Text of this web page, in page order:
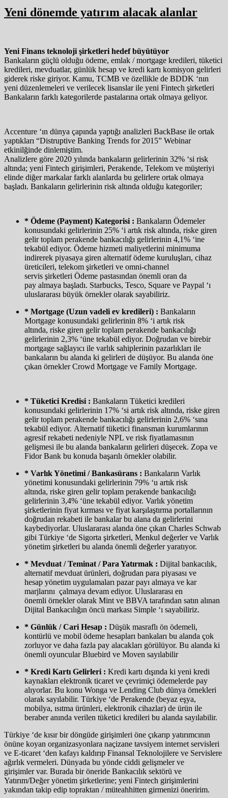
Yeni dönemde yatırım alacak alanlar
Yeni Finans teknoloji şirketleri hedef büyütüyor
Bankaların güçlü olduğu ödeme, emlak / mortgage kredileri, tüketici
kredileri, mevduatlar, günlük hesap ve kredi kartı komisyon gelirleri
giderek riske giriyor. Kamu, TCMB ve özellikle de BDDK ‘nın
yeni düzenlemeleri ve verilecek lisanslar ile yeni Fintech şirketleri
Bankaların farklı kategorilerde pastalarına ortak olmaya geliyor.
Accenture ‘ın dünya çapında yaptığı analizleri BackBase ile ortak
yaptıkları “Distruptive Banking Trends for 2015” Webinar
etkinilğinde dinlemiştim.
Analizlere göre 2020 yılında bankaların gelirlerinin 32% ‘si risk
altında; yeni Fintech girişimleri, Perakende, Telekom ve müşteriyi
elinde diğer markalar farklı alanlarda bu gelirlere ortak olmaya
başladı. Bankaların gelirlerinin risk altında olduğu kategoriler;
* Ödeme (Payment) Kategorisi : Bankaların Ödemeler
konusundaki gelirlerinin 25% ‘i artık risk altında, riske giren
gelir toplam perakende bankacılığı gelirlerinin 4,1% ‘ine
tekabül ediyor. Ödeme hizmeti maliyetlerini minimuma
indirerek piyasaya giren alternatif ödeme kuruluşları, cihaz
üreticileri, telekom şirketleri ve omni-channel
servis şirketleri Ödeme pastasından önemli oran da
pay almaya başladı. Starbucks, Tesco, Square ve Paypal ‘ı
uluslararası büyük örnekler olarak sayabiliriz.
* Mortgage (Uzun vadeli ev kredileri) : Bankaların
Mortgage konusundaki gelirlerinin 8% ‘i artık risk
altında, riske giren gelir toplam perakende bankacılığı
gelirlerinin 2,3% ‘üne tekabül ediyor. Doğrudan ve birebir
mortgage sağlayıcı ile varlık sahiplerinin pazarlıkları ile
bankaların bu alanda ki gelirleri de düşüyor. Bu alanda öne
çıkan örnekler Crowd Mortgage ve Family Mortgage.
* Tüketici Kredisi : Bankaların Tüketici kredileri
konusundaki gelirlerinin 17% ‘si artık risk altında, riske giren
gelir toplam perakende bankacılığı gelirlerinin 2,6% ‘sına
tekabül ediyor. Alternatif tüketici finansman kurumlarının
agresif rekabeti nedeniyle NPL ve risk fiyatlamasının
gelişmesi ile bu alanda bankaların gelirleri düşecek. Zopa ve
Fidor Bank bu konuda başarılı örnekler olabilir.
* Varlık Yönetimi / Bankasürans : Bankaların Varlık
yönetimi konusundaki gelirlerinin 79% ‘u artık risk
altında, riske giren gelir toplam perakende bankacılığı
gelirlerinin 3,4% ‘üne tekabül ediyor. Varlık yönetim
şirketlerinin fiyat kırması ve fiyat karşılaştırma portallarının
doğrudan rekabeti ile bankalar bu alana da gelirlerini
kaybediyorlar. Uluslararası alanda öne çıkan Charles Schwab
gibi Türkiye ‘de Sigorta şirketleri, Menkul değerler ve Varlık
yönetim şirketleri bu alanda önemli değerler yaratıyor.
* Mevduat / Teminat / Para Yatırmak : Dijital bankacılık,
alternatif mevduat ürünleri, doğrudan para piyasası ve
hesap yönetim uygulamaları pazar payı almaya ve kar
marjlarını çalmaya devam ediyor. Uluslararası en
önemli örnekler olarak Mint ve BBVA tarafından satın alınan
Dijital Bankacılığın öncü markası Simple ‘ı sayabiliriz.
* Günlük / Cari Hesap : Düşük masraflı ön ödemeli,
kontürlü ve mobil ödeme hesapları bankaları bu alanda çok
zorluyor ve daha fazla pay alacakları görülüyor. Bu alanda ki
önemli oyuncular Bluebird ve Moven sayılabilir
* Kredi Kartı Gelirleri : Kredi kartı dışında ki yeni kredi
kaynakları elektronik ticaret ve çevrimiçi ödemelerde pay
alıyorlar. Bu konu Wonga ve Lending Club dünya örnekleri
olarak sayılabilir. Türkiye ‘de Perakende (beyaz eşya,
mobilya, ısıtma ürünleri, elektronik cihazlar) de ürün ile
beraber anında verilen tüketici kredileri bu alanda sayılabilir.
Türkiye ‘de kısır bir döngüde girişimleri öne çıkarıp yatırımcının
önüne koyan organizasyonlara naçizane tavsiyem internet servisleri
ve E-ticaret ‘den kafayı kaldırıp Finansal Teknolojilere ve Servislere
ağırlık vermeleri. Dünyada bu yönde ciddi gelişmeler ve
girişimler var. Burada bir öneride Bankacılık sektörü ve
Yatırım/Değer yönetim şirketlerine; yeni Fintech girişimlerini
yakından takip edip topraktan / müteahhitten girmenizi öneririm.